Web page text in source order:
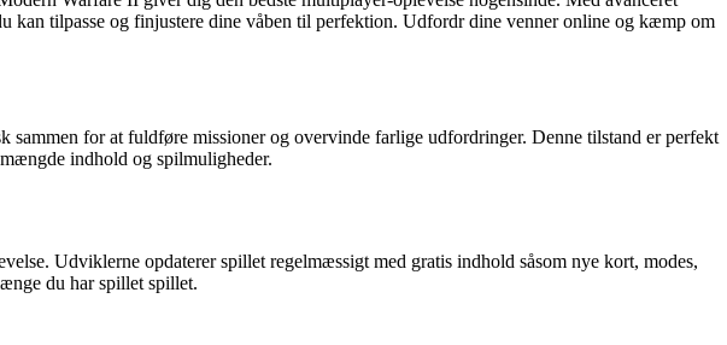
tilpasse og finjustere dine våben til perfektion. Udfordr dine venner online og kæmp om
for at fuldføre missioner og overvinde farlige udfordringer. Denne tilstand er perfekt
indhold og spilmuligheder.
Udviklerne opdaterer spillet regelmæssigt med gratis indhold såsom nye kort, modes,
du har spillet spillet.